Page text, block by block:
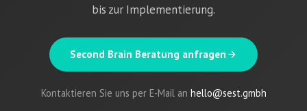
bis zur Implementierung.
Second Brain Beratung anfragen
Kontaktieren Sie uns per E-Mail an hello@sest.gmbh